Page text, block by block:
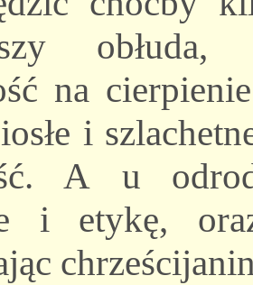
na
i
A u
i etykę,